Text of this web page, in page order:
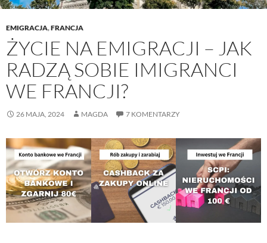
EMIGRACJA,FRANCJA
ŻYCIE NA EMIGRACJI – JAK
RADZĄ SOBIE IMIGRANCI
WE FRANCJI?
26 MAJA, 2024 MAGDA 7 KOMENTARZY